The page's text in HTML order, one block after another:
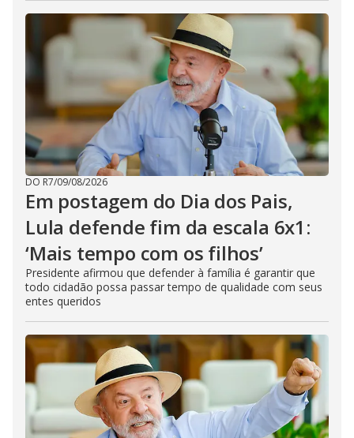
DO R7/09/08/2026
Em postagem do Dia dos Pais,
Lula defende fim da escala 6x1:
‘Mais tempo com os filhos’
Presidente afirmou que defender à família é garantir que
todo cidadão possa passar tempo de qualidade com seus
entes queridos